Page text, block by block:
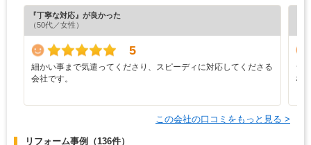
『丁寧な対応』が良かった
（50代／女性）
5
細かい事まで気遣ってくださり、スピーディに対応してくださる
会社です。
シ
な
この会社の口コミをもっと見る >
リフォーム事例 （136件）